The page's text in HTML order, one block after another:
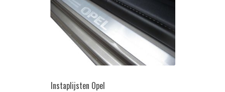
Instaplijsten Opel